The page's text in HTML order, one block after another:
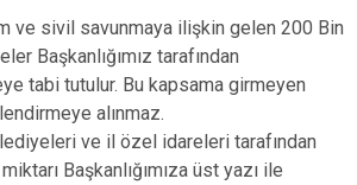
ve sivil savunmaya ilişkin gelen 200 Bin
Başkanlığımız tarafından
tabi tutulur. Bu kapsama girmeyen
alınmaz.
ve il özel idareleri tarafından
Başkanlığımıza üst yazı ile